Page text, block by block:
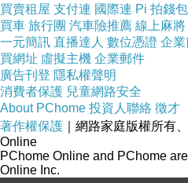
買賣租屋 支付連 國際連 Pi 拍錢包
買車 旅行團 汽車險推薦 線上麻將
一元簡訊 直播達人 數位憑證 企
買網址 虛擬主機 企業郵件
廣告刊登 隱私權聲明
消費者保護 兒童網路安全
About PChome 投資人聯絡 徵才
著作權保護 ｜網路家庭版權所有
Online
PChome Online and PChome
Online Inc.